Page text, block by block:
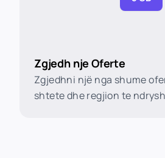
Zgjedh nje Oferte
Zgjedhni një nga shume
shtete dhe regjion te